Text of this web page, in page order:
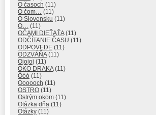
O časoch (11)
O čom…
(11)
O Slovensku (11)
O…
(11)
OČAMI DIEŤAŤA(11)
ODČÍTANIE ČASU (11)
ODPOVEDE (11)
ODZVÁŇA(11)
Ojojoj (11)
OKO DRAKA(11)
Óóó (11)
Oooooch (11)
OSTRO (11)
Ostrým okom (11)
Otázka dňa (11)
Otázky (11)